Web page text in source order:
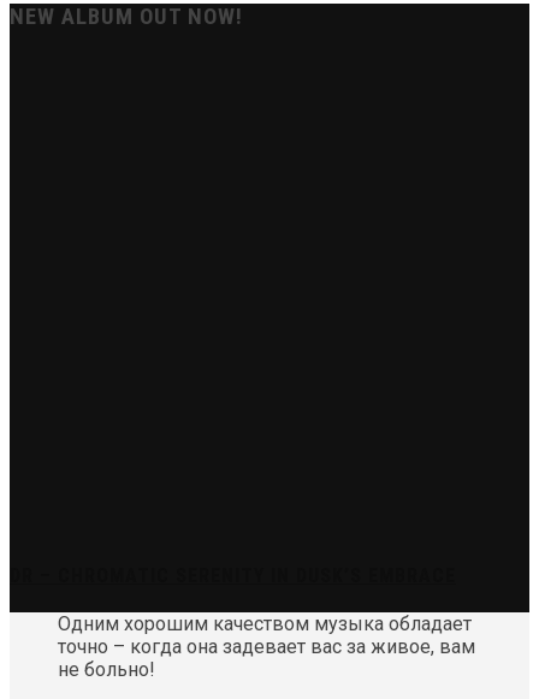
NEW ALBUM OUT NOW!
Одним хорошим качеством музыка обладает
точно – когда она задевает вас за живое, вам
не больно!